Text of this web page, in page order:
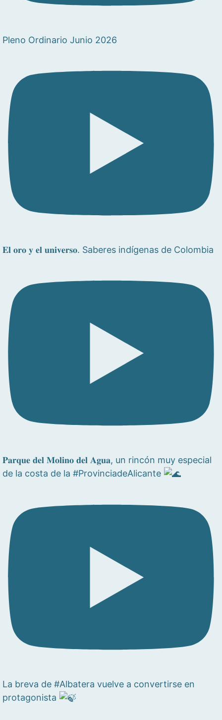
Pleno Ordinario Junio 2026
𝐄𝐥 𝐨𝐫𝐨 𝐲 𝐞𝐥 𝐮𝐧𝐢𝐯𝐞𝐫𝐬𝐨. Saberes indígenas de Colombia
𝐏𝐚𝐫𝐪𝐮𝐞 𝐝𝐞𝐥 𝐌𝐨𝐥𝐢𝐧𝐨 𝐝𝐞𝐥 𝐀𝐠𝐮𝐚, un rincón muy especial
de la costa de la #ProvinciadeAlicante
La breva de #Albatera vuelve a convertirse en
protagonista